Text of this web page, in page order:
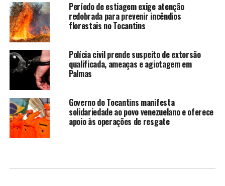
Período de estiagem exige atenção
redobrada para prevenir incêndios
florestais no Tocantins
Polícia civil prende suspeito de extorsão
qualificada, ameaças e agiotagem em
Palmas
Governo do Tocantins manifesta
solidariedade ao povo venezuelano e oferece
apoio às operações de resgate